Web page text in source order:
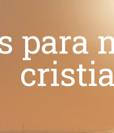
para